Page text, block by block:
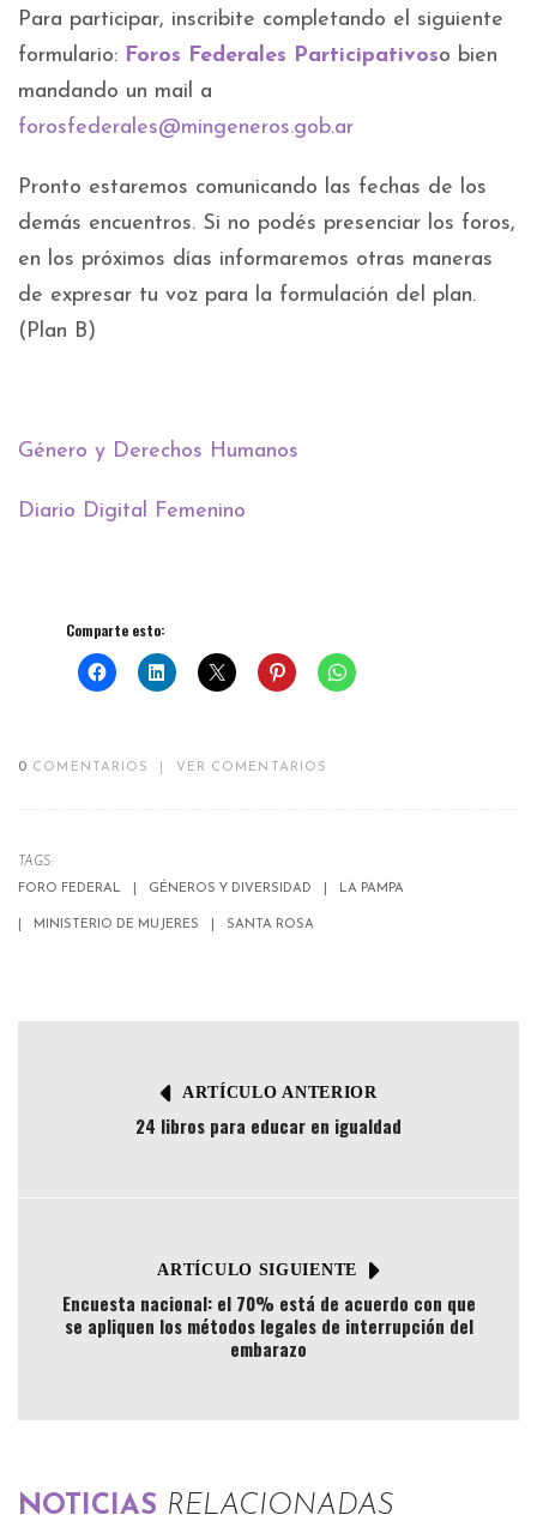
Para participar, inscribite completando el siguiente
formulario: Foros Federales Participativoso bien
mandando un mail a
forosfederales@mingeneros.gob.ar
Pronto estaremos comunicando las fechas de los
demás encuentros. Si no podés presenciar los foros,
en los próximos días informaremos otras maneras
de expresar tu voz para la formulación del plan.
(Plan B)
Género y Derechos Humanos
Diario Digital Femenino
Comparte esto:
0 COMENTARIOS VER COMENTARIOS
TAGS:
FORO FEDERAL
GÉNEROS Y DIVERSIDAD LA PAMPA
MINISTERIO DE MUJERES SANTA ROSA
ARTÍCULO ANTERIOR
24 libros para educar en igualdad
ARTÍCULO SIGUIENTE
Encuesta nacional: el 70% está de acuerdo con que
se apliquen los métodos legales de interrupción del
embarazo
NOTICIAS RELACIONADAS